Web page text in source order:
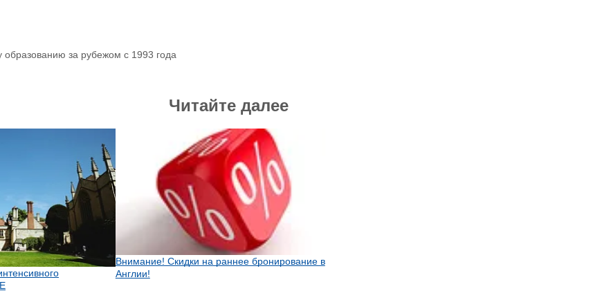
за рубежом с 1993 года
Читайте далее
Внимание! Скидки на раннее бронирование в
Англии!